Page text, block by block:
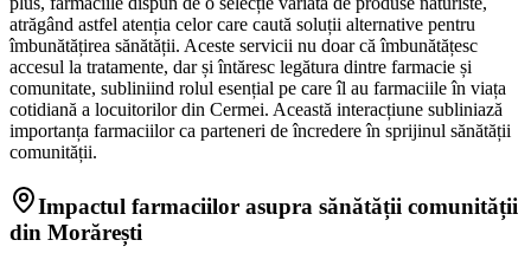
atrăgând astfel atenția celor care caută soluții alternative pentru
îmbunătățirea sănătății. Aceste servicii nu doar că îmbunătățesc
accesul la tratamente, dar și întăresc legătura dintre farmacie și
comunitate, subliniind rolul esențial pe care îl au farmaciile în viața
cotidiană a locuitorilor din Cermei. Această interacțiune subliniază
importanța farmaciilor ca parteneri de încredere în sprijinul sănătății
comunității.
Impactul farmaciilor asupra sănătății comunității
din Morărești